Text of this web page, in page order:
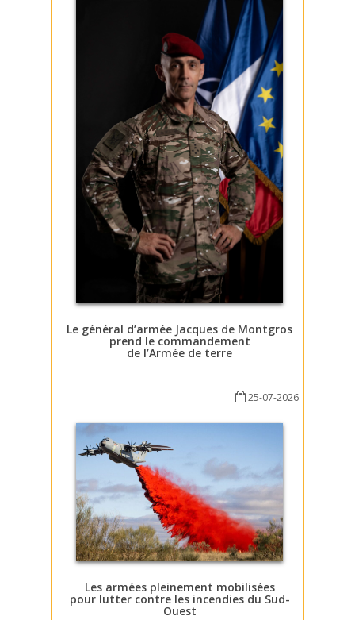
Le général d’armée Jacques de Montgros
prend le commandement
de l’Armée de terre
25-07-2026
Les armées pleinement mobilisées
pour lutter contre les incendies du Sud-
Ouest